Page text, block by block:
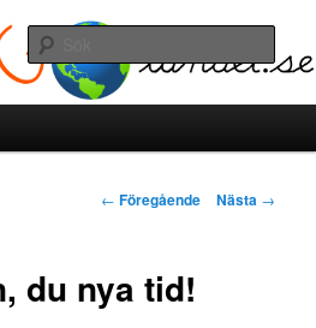
Inläggsnavigering
← Föregående Nästa →
du nya tid!